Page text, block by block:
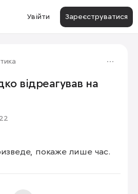
Увійти Зареєструватися
відреагував на
покаже лише час.